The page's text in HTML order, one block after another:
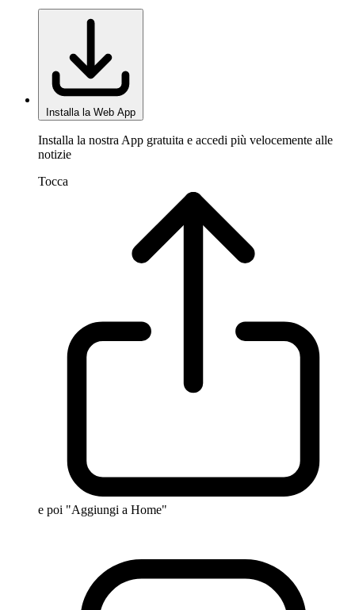
Installa la Web App
Installa la nostra App gratuita e accedi più velocemente alle
notizie
Tocca
e poi "Aggiungi a Home"